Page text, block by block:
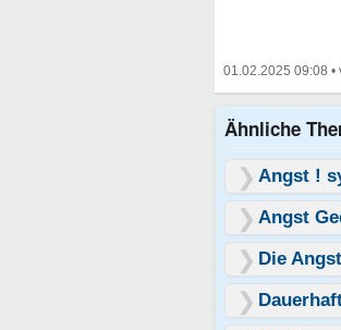
01.02.2025 09:08 •
Ähnliche
Angst !
Angst
Die